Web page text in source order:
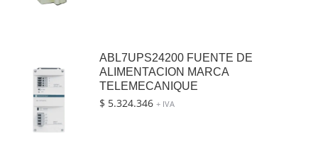
ABL7UPS24200 FUENTE DE
ALIMENTACION MARCA
TELEMECANIQUE
$ 5.324.346 + IVA